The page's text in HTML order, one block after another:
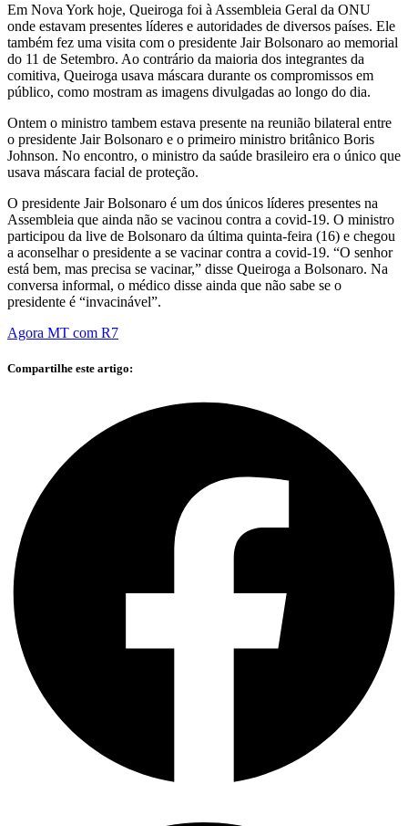
Em Nova York hoje, Queiroga foi à Assembleia Geral da ONU
onde estavam presentes líderes e autoridades de diversos países. Ele
também fez uma visita com o presidente Jair Bolsonaro ao memorial
do 11 de Setembro. Ao contrário da maioria dos integrantes da
comitiva, Queiroga usava máscara durante os compromissos em
público, como mostram as imagens divulgadas ao longo do dia.
Ontem o ministro tambem estava presente na reunião bilateral entre
o presidente Jair Bolsonaro e o primeiro ministro britânico Boris
Johnson. No encontro, o ministro da saúde brasileiro era o único que
usava máscara facial de proteção.
O presidente Jair Bolsonaro é um dos únicos líderes presentes na
Assembleia que ainda não se vacinou contra a covid-19. O ministro
participou da live de Bolsonaro da última quinta-feira (16) e chegou
a aconselhar o presidente a se vacinar contra a covid-19. “O senhor
está bem, mas precisa se vacinar,” disse Queiroga a Bolsonaro. Na
conversa informal, o médico disse ainda que não sabe se o
presidente é “invacinável”.
Agora MT com R7
Compartilhe este artigo: